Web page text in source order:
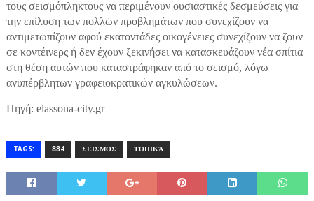
τους σεισμόπληκτους να περιμένουν ουσιαστικές δεσμεύσεις για
την επίλυση των πολλών προβλημάτων που συνεχίζουν να
αντιμετωπίζουν αφού εκατοντάδες οικογένειες συνεχίζουν να ζουν
σε κοντέινερς ή δεν έχουν ξεκινήσει να κατασκευάζουν νέα σπίτια
στη θέση αυτών που καταστράφηκαν από το σεισμό, λόγω
ανυπέρβλητων γραφειοκρατικών αγκυλώσεων.
Πηγή: elassona-city.gr
TAGS: 884 ΣΕΙΣΜΌΣ ΤΟΠΙΚΆ